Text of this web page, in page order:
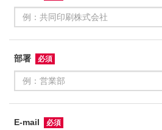
部署
E-mail